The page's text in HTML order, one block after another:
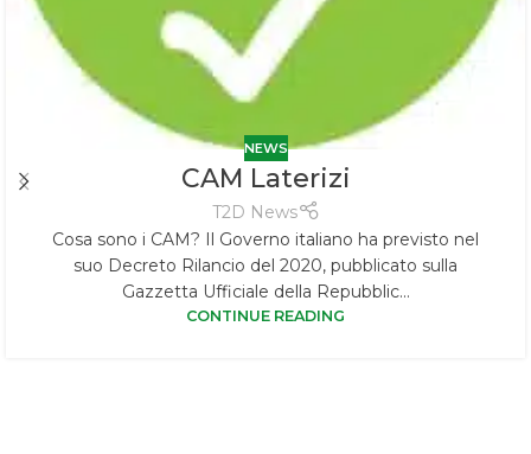
NEWS
CAM Laterizi
T2D News
Cosa sono i CAM? Il Governo italiano ha previsto nel
suo Decreto Rilancio del 2020, pubblicato sulla
Gazzetta Ufficiale della Repubblic...
CONTINUE READING